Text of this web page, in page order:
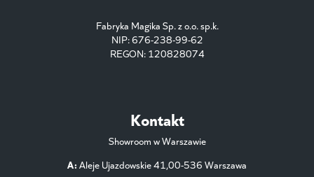
Fabryka Magika Sp. z o.o. sp.k.
NIP: 676-238-99-62
REGON: 120828074
Kontakt
Showroom w Warszawie
A: Aleje Ujazdowskie 41,00-536 Warszawa